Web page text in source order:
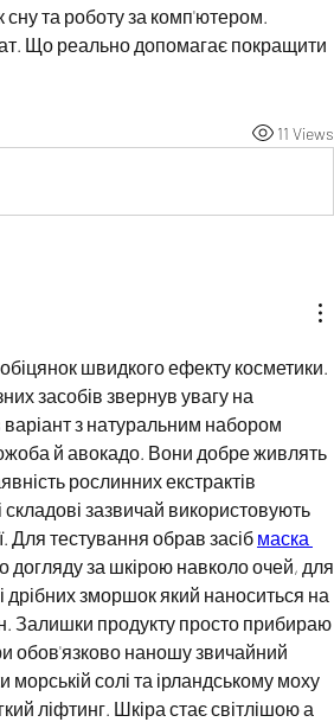
та роботу за комп'ютером.
Що реально допомагає покращити
11 Views
швидкого ефекту косметики.
засобів звернув увагу на
з натуральним набором
й авокадо. Вони добре живлять
рослинних екстрактів
зазвичай використовують
Для тестування обрав засіб маска
догляду за шкірою навколо очей, для
дрібних зморшок який наноситься на
Залишки продукту просто прибираю
обов'язково наношу звичайний
морській солі та ірландському моху
ліфтинг. Шкіра стає світлішою а